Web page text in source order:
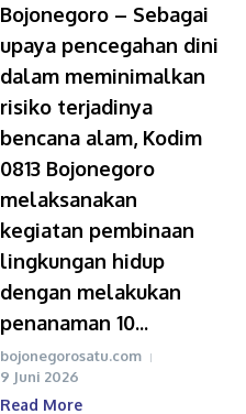
Bojonegoro – Sebagai
upaya pencegahan dini
dalam meminimalkan
risiko terjadinya
bencana alam, Kodim
0813 Bojonegoro
melaksanakan
kegiatan pembinaan
lingkungan hidup
dengan melakukan
penanaman 10...
bojonegorosatu.com
9 Juni 2026
Read More